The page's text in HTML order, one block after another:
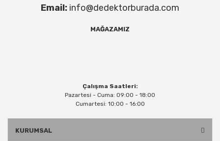
Email: info@dedektorburada.com
MAĞAZAMIZ
Çalışma Saatleri:
Pazartesi - Cuma: 09:00 - 18:00
Cumartesi: 10:00 - 16:00
KURUMSAL